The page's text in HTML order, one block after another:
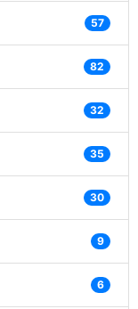
57
82
32
35
30
9
6